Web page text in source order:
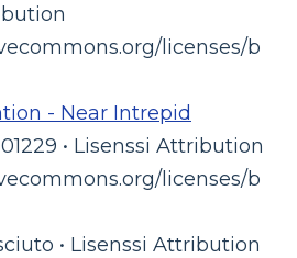
licenses/b
- Near Intrepid
• Lisenssi Attribution
licenses/b
• Lisenssi Attribution